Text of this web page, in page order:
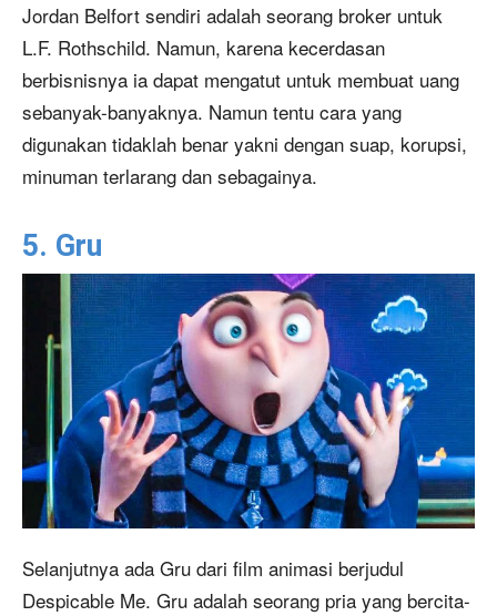
Jordan Belfort sendiri adalah seorang broker untuk
L.F. Rothschild. Namun, karena kecerdasan
berbisnisnya ia dapat mengatut untuk membuat uang
sebanyak-banyaknya. Namun tentu cara yang
digunakan tidaklah benar yakni dengan suap, korupsi,
minuman terlarang dan sebagainya.
5. Gru
Selanjutnya ada Gru dari film animasi berjudul
Despicable Me. Gru adalah seorang pria yang bercita-